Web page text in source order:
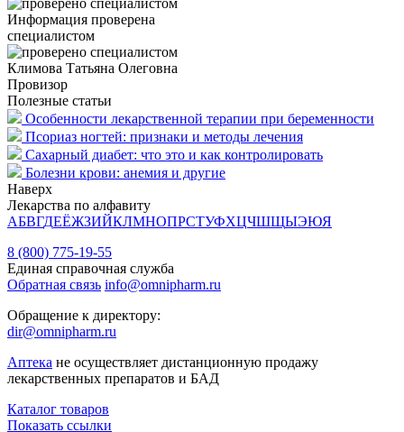
Информация проверена
специалистом
Климова Татьяна Олеговна
Провизор
Полезные статьи
Особенности лекарственной терапии при беременности
Псориаз ногтей: признаки и методы лечения
Сахарный диабет: что это и как контролировать
Болезни крови: анемия и другие
Наверх
Лекарства по алфавиту
АБВГДЕЁЖЗИЙКЛМНОПРСТУФХЦЧШЩЫЭЮЯ
8 (800) 775-19-55
Единая справочная служба
Обратная связь info@omnipharm.ru
Обращение к директору:
dir@omnipharm.ru
Аптека не осуществляет дистанционную продажу
лекарственных препаратов и БАД
Каталог товаров
Показать ссылки